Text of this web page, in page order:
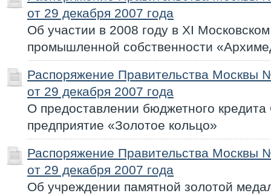
от 29 декабря 2007 года
Об участии в 2008 году в XI
промышленной собственности
Распоряжение Правительства Москвы
от 29 декабря 2007 года
О предоставлении бюджетного
предприятие «Золотое кольцо»
Распоряжение Правительства Москвы
от 29 декабря 2007 года
Об учреждении памятной золотой